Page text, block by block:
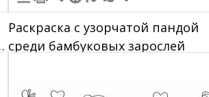
Раскраска с узорчатой пандой
среди бамбуковых зарослей